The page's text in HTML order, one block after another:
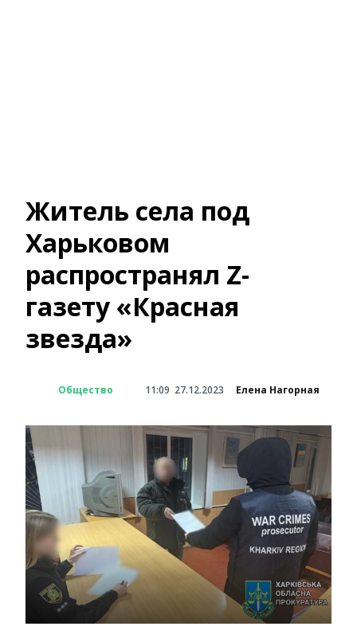
Житель села под
Харьковом
распространял Z-
газету «Красная
звезда»
Общество 11:09 27.12.2023 Елена Нагорная